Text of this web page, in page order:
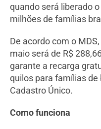
quando será liberado
milhões de famílias
De acordo com o
maio será de R$
garante a recarga
quilos para famílias
Cadastro Único.
Como funciona